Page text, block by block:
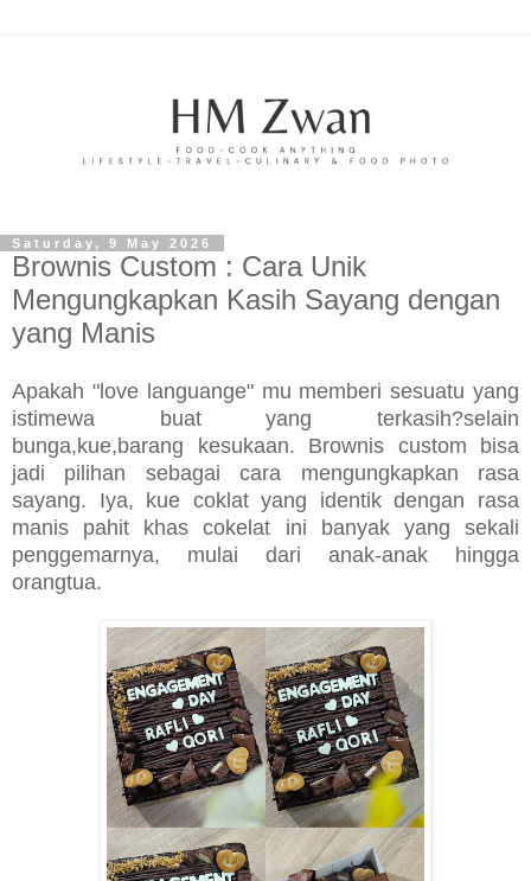
Saturday, 9 May 2026
Brownis Custom : Cara Unik
Mengungkapkan Kasih Sayang dengan
yang Manis
Apakah "love languange" mu memberi sesuatu yang
istimewa buat yang terkasih?selain
bunga,kue,barang kesukaan. Brownis custom bisa
jadi pilihan sebagai cara mengungkapkan rasa
sayang. Iya, kue coklat yang identik dengan rasa
manis pahit khas cokelat ini banyak yang sekali
penggemarnya, mulai dari anak-anak hingga
orangtua.